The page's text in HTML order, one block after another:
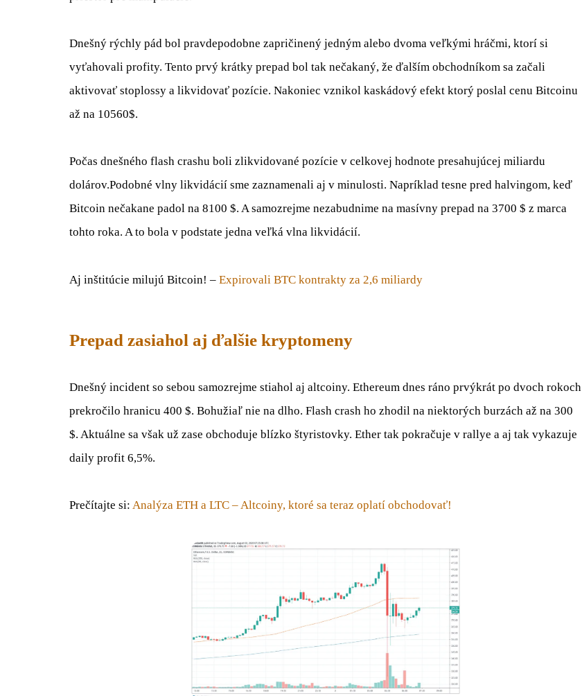
Dnešný rýchly pád bol pravdepodobne zapričinený jedným alebo dvoma veľkými hráčmi, ktorí si
vyťahovali profity. Tento prvý krátky prepad bol tak nečakaný, že ďalším obchodníkom sa začali
aktivovať stoplossy a likvidovať pozície. Nakoniec vznikol kaskádový efekt ktorý poslal cenu Bitcoinu
až na 10560$.
Počas dnešného flash crashu boli zlikvidované pozície v celkovej hodnote presahujúcej miliardu
dolárov.Podobné vlny likvidácií sme zaznamenali aj v minulosti. Napríklad tesne pred halvingom, keď
Bitcoin nečakane padol na 8100 $. A samozrejme nezabudnime na masívny prepad na 3700 $ z marca
tohto roka. A to bola v podstate jedna veľká vlna likvidácií.
Aj inštitúcie milujú Bitcoin! – Expirovali BTC kontrakty za 2,6 miliardy
Prepad zasiahol aj ďalšie kryptomeny
Dnešný incident so sebou samozrejme stiahol aj altcoiny. Ethereum dnes ráno prvýkrát po dvoch rokoch
prekročilo hranicu 400 $. Bohužiaľ nie na dlho. Flash crash ho zhodil na niektorých burzách až na 300
$. Aktuálne sa však už zase obchoduje blízko štyristovky. Ether tak pokračuje v rallye a aj tak vykazuje
daily profit 6,5%.
Prečítajte si: Analýza ETH a LTC – Altcoiny, ktoré sa teraz oplatí obchodovať!